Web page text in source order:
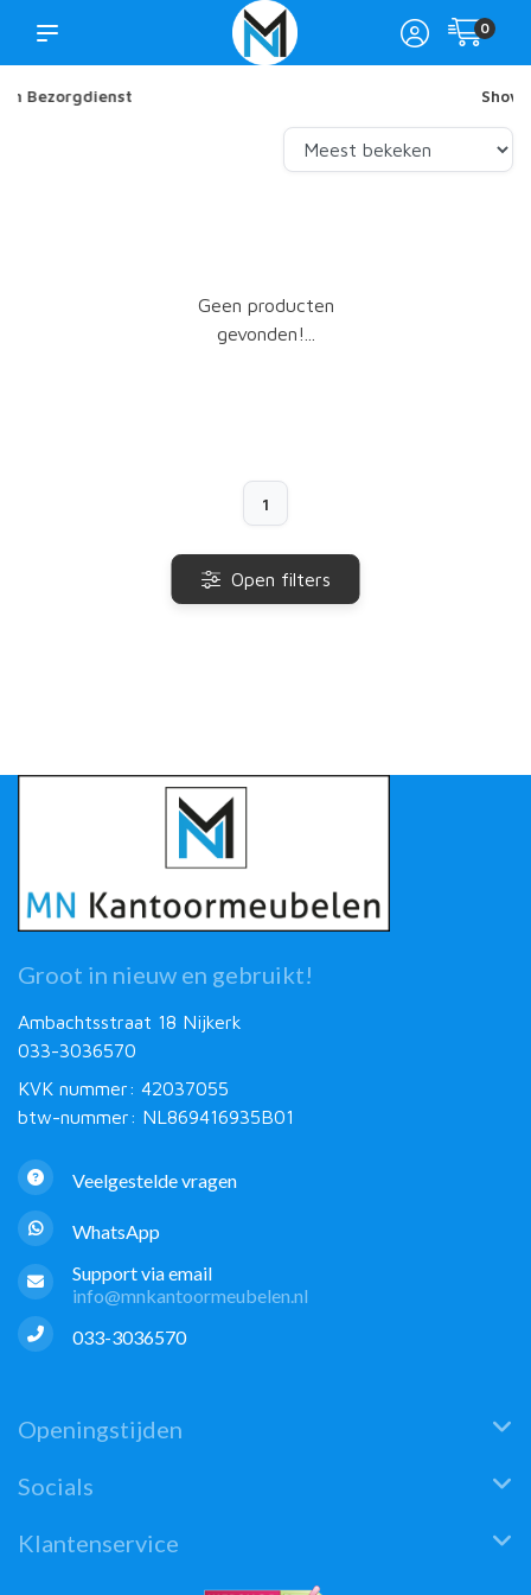
0
Geen producten
gevonden!...
1
Open filters
Groot in nieuw en gebruikt!
Ambachtsstraat 18 Nijkerk
033-3036570
KVK nummer: 42037055
btw-nummer: NL869416935B01
Veelgestelde vragen
WhatsApp
Support via email
info@mnkantoormeubelen.nl
033-3036570
Openingstijden
Socials
Klantenservice